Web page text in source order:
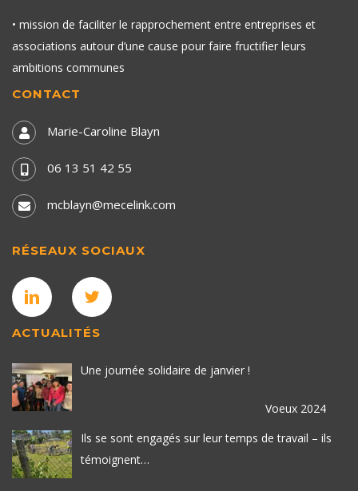
• mission de faciliter le rapprochement entre entreprises et
associations autour d’une cause pour faire fructifier leurs
ambitions communes
CONTACT
Marie-Caroline Blayn
06 13 51 42 55
mcblayn@mecelink.com
RÉSEAUX SOCIAUX
ACTUALITÉS
Une journée solidaire de janvier !
Voeux 2024
Ils se sont engagés sur leur temps de travail – ils
témoignent…